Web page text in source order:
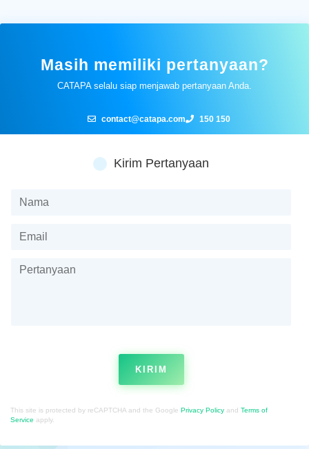
Masih memiliki pertanyaan?
CATAPA selalu siap menjawab pertanyaan Anda.
contact@catapa.com 150 150
Kirim Pertanyaan
KIRIM
This site is protected by reCAPTCHA and the Google Privacy Policy and Terms of
Service apply.